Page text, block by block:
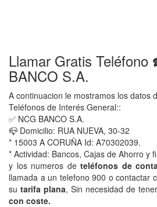
Llamar Gratis Teléfono
BANCO S.A.
A continuacion le mostramos los datos
Teléfonos de Interés General::
✅ NCG BANCO S.A.
📪 Domicilio: RUA NUEVA, 30-32
* 15003 A CORUÑA Id: A70302039.
* Actividad: Bancos, Cajas de Ahorro y
y los numeros de teléfonos de
llamada a un telefono 900 o contactar
su tarifa plana, Sin necesidad de
con coste.